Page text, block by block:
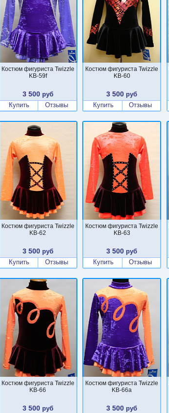
Костюм фигуриста Twizzle
KB-59f
3 500руб
Купить
Отзывы
Костюм фигуриста Twizzle
KB-60
3 500 руб
Купить
Отзывы
Костюм фигуриста Twizzle
KB-62
3 500руб
Купить
Отзывы
Костюм фигуриста Twizzle
KB-63
3 500 руб
Купить
Отзывы
Костюм фигуриста Twizzle
KB-66
3 500руб
Костюм фигуриста Twizzle
KB-66a
3 500 руб